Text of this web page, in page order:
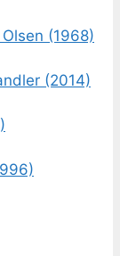
(1968)
(2014)